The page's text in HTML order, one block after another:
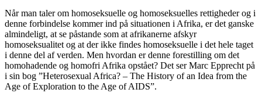
Når man taler om homoseksuelle og homoseksuelles rettigheder og i
denne forbindelse kommer ind på situationen i Afrika, er det ganske
almindeligt, at se påstande som at afrikanerne afskyr
homoseksualitet og at der ikke findes homoseksuelle i det hele taget
i denne del af verden. Men hvordan er denne forestilling om det
homohadende og homofri Afrika opstået? Det ser Marc Epprecht på
i sin bog ”Heterosexual Africa? – The History of an Idea from the
Age of Exploration to the Age of AIDS”.